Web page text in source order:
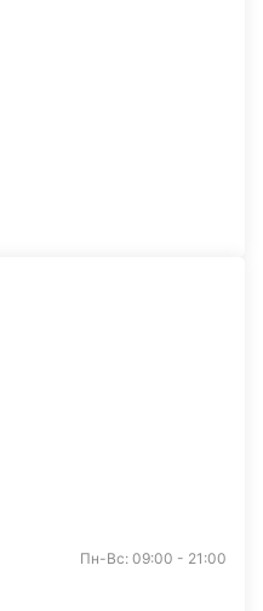
Пн-Вс: 09:00 - 21:00